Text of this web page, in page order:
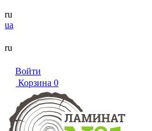
ru
ua
ru
Войти
Корзина 0